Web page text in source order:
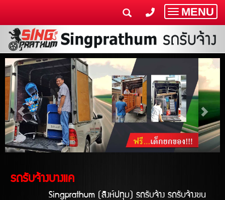
Toggle
MENU
รถรับจ้างบางแค
Singprathum (สิงห์ปทุม) รถรับจ้าง รถรับจ้างขน